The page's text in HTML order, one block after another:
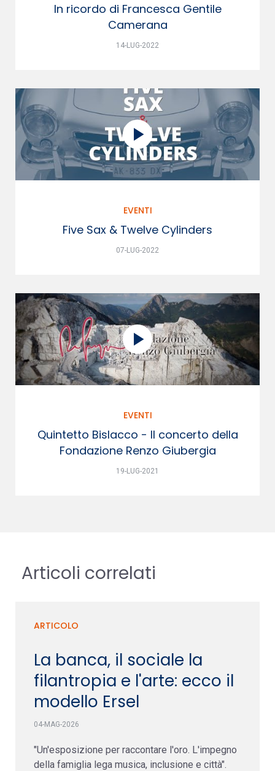
In ricordo di Francesca Gentile
Camerana
14-LUG-2022
EVENTI
Five Sax & Twelve Cylinders
07-LUG-2022
EVENTI
Quintetto Bislacco - Il concerto della
Fondazione Renzo Giubergia
19-LUG-2021
Articoli correlati
ARTICOLO
La banca, il sociale la
filantropia e l'arte: ecco il
modello Ersel
04-MAG-2026
"Un'esposizione per raccontare l'oro. L'impegno
della famiglia lega musica, inclusione e città".